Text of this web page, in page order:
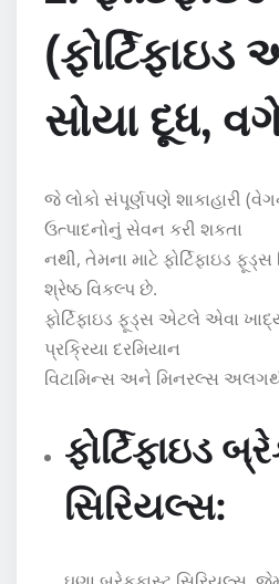
સોયા દૂધ,
જે લોકો સંપૂર્ણપણે શાકાહારી
ઉત્પાદનોનું સેવન કરી શકતા
નથી, તેમના માટે ફોર્ટિફાઇડ
શ્રેષ્ઠ વિકલ્પ છે.
ફોર્ટિફાઇડ ફૂડ્સ એટલે એવા
પ્રક્રિયા દરમિયાન
વિટામિન્સ અને મિનરલ્સ
ફોર્ટિફાઇડ
સિરિયલ્સ: